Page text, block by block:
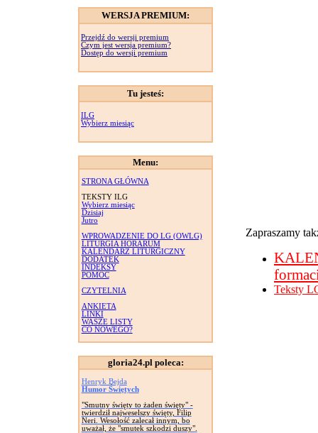
WERSJA PREMIUM:
Przejdź do wersji premium
Czym jest wersja premium?
Dostęp do wersji premium
Tu jesteś:
ILG
Wybierz miesiąc
Menu:
STRONA GŁÓWNA
TEKSTY ILG
Wybierz miesiąc
Dzisiaj
Jutro
WPROWADZENIE DO LG (OWLG)
LITURGIA HORARUM
KALENDARZ LITURGICZNY
DODATEK
INDEKSY
POMOC
CZYTELNIA
ANKIETA
LINKI
WASZE LISTY
CO NOWEGO?
gloria24.pl poleca:
Henryk Bejda
Humor Świętych
"Smutny święty to żaden święty" -
twierdził najweselszy święty, Filip
Neri. Wesołość zalecał innym, bo
uważał, że "smutek szkodzi duszy".
Zapraszamy
Teksty